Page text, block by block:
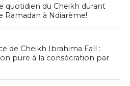
quotidien du Cheikh durant
Ramadan à Ndiarème!
de Cheikh Ibrahima Fall :
pure à la consécration par